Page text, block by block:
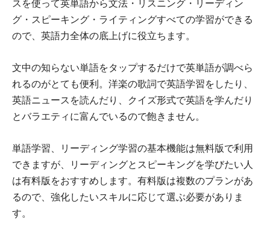
スを使って英単語から文法・リスニング・リーディン
グ・スピーキング・ライティングすべての学習ができる
ので、英語力全体の底上げに役立ちます。
文中の知らない単語をタップするだけで英単語が調べら
れるのがとても便利。洋楽の歌詞で英語学習をしたり、
英語ニュースを読んだり、クイズ形式で英語を学んだり
とバラエティに富んでいるので飽きません。
単語学習、リーディング学習の基本機能は無料版で利用
できますが、リーディングとスピーキングを学びたい人
は有料版をおすすめします。有料版は複数のプランがあ
るので、強化したいスキルに応じて選ぶ必要がありま
す。